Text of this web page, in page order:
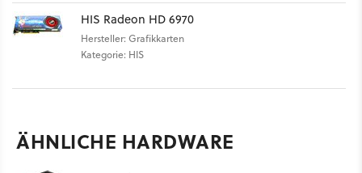
HIS Radeon HD 6970
Hersteller: Grafikkarten
Kategorie: HIS
ÄHNLICHE HARDWARE